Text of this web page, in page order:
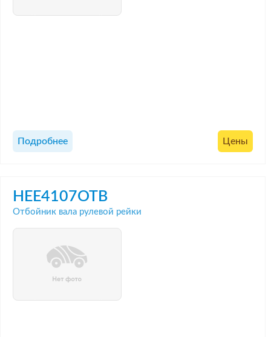
Подробнее Цены
HEE4107OTB
Отбойник вала рулевой рейки